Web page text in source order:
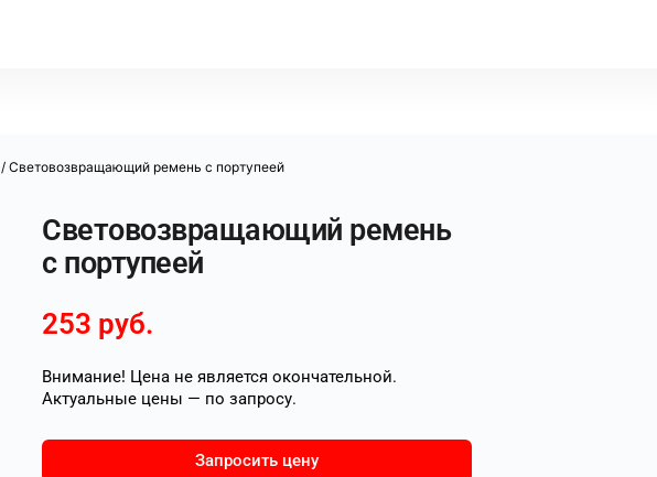
/ Световозвращающий ремень с портупеей
Световозвращающий ремень
с портупеей
253 руб.
Внимание! Цена не является окончательной.
Актуальные цены — по запросу.
Запросить цену